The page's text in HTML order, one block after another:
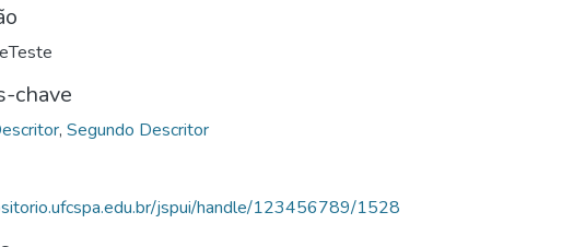
chave
, Segundo Descritor
jspui/handle/123456789/1528